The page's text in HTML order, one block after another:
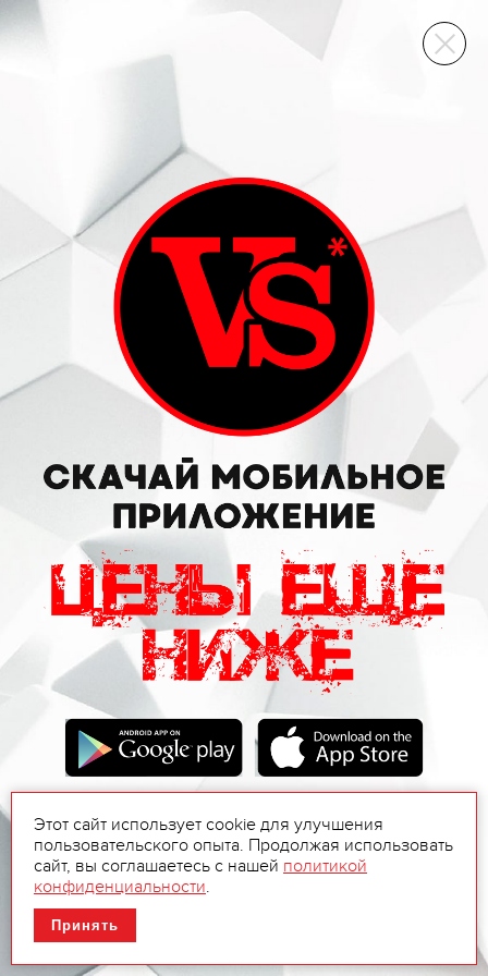
ВИННЫЙ СКЛАД
Этот сайт использует cookie для улучшения
пользовательского опыта. Продолжая использовать
сайт, вы соглашаетесь с нашей политикой
конфиденциальности.
Принять